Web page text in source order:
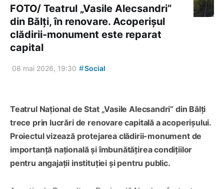
FOTO/ Teatrul „Vasile Alecsandri”
din Bălți, în renovare. Acoperișul
clădirii-monument este reparat
capital
08 mai 2026, 19:30 #Social
Teatrul Național de Stat „Vasile Alecsandri” din Bălți
trece prin lucrări de renovare capitală a acoperișului.
Proiectul vizează protejarea clădirii-monument de
importanță națională și îmbunătățirea condițiilor
pentru angajații instituției și pentru public.